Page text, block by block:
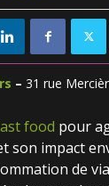
– 31 rue
food pour
son impact
de